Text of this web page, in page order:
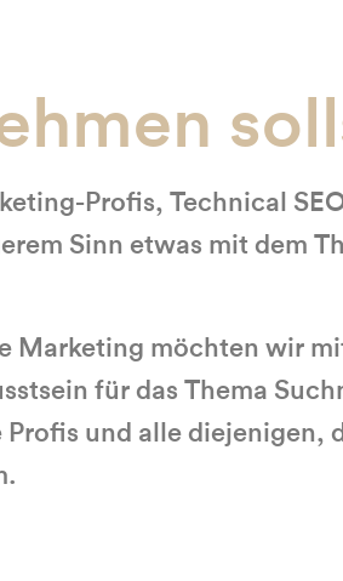
Profis, Technical
Sinn etwas mit dem
Marketing möchten wir
für das Thema
und alle diejenigen,